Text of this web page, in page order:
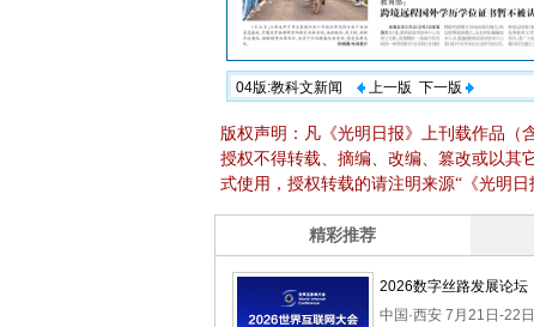
04版:教科文新闻 上一版 下一版
版权声明：凡《光明日报》上刊载作品（
授权不得转载、摘编、改编、篡改或以其
式使用，授权转载的请注明来源“《光明日